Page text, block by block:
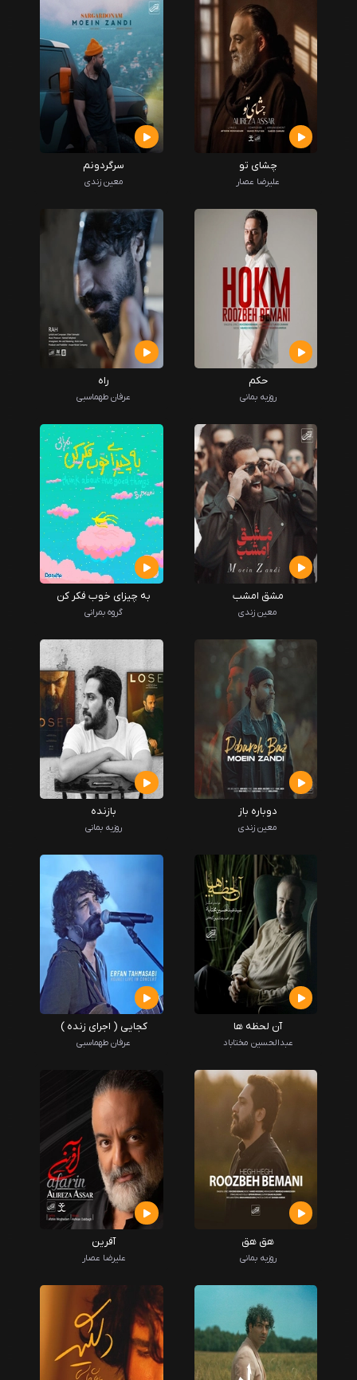
چشای تو
علیرضا عصار
سرگردونم
معین زندی
حکم
روزبه بمانی
راه
عرفان طهماسبی
مشق امشب
معین زندی
به چیزای خوب فکر کن
گروه بمرانی
دوباره باز
معین زندی
بازنده
روزبه بمانی
آن لحظه ها
عبدالحسین مختاباد
کجایی ( اجرای زنده )
عرفان طهماسبی
هق هق
روزبه بمانی
آفرین
علیرضا عصار